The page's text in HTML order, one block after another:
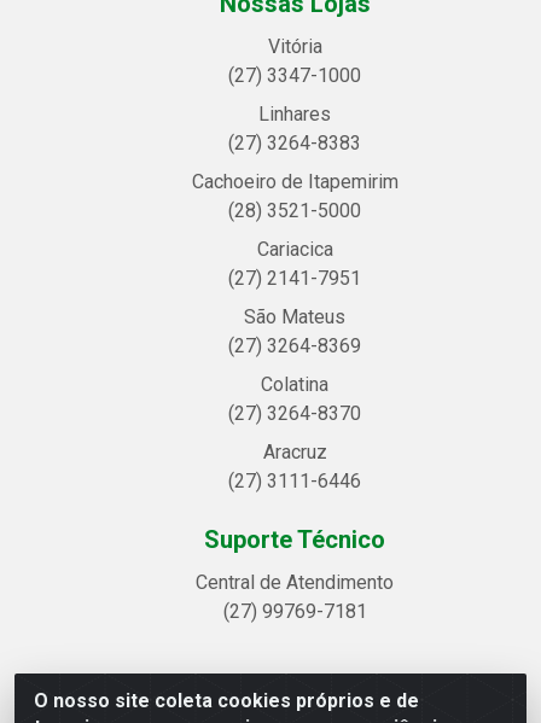
O nosso site coleta cookies próprios e de
Vitória
(27) 3347-1000
Linhares
(27) 3264-8383
Cachoeiro de Itapemirim
(28) 3521-5000
Cariacica
(27) 2141-7951
São Mateus
(27) 3264-8369
Colatina
(27) 3264-8370
Aracruz
(27) 3111-6446
Suporte Técnico
Central de Atendimento
(27) 99769-7181
Linhavix Distribuidora LTDA - Avenida Alegre, 2521 -